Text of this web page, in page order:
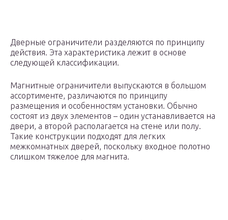
Дверные ограничители разделяются по принципу
действия. Эта характеристика лежит в основе
следующей классификации.
Магнитные ограничители выпускаются в большом
ассортименте, различаются по принципу
размещения и особенностям установки. Обычно
состоят из двух элементов – один устанавливается на
двери, а второй располагается на стене или полу.
Такие конструкции подходят для легких
межкомнатных дверей, поскольку входное полотно
слишком тяжелое для магнита.